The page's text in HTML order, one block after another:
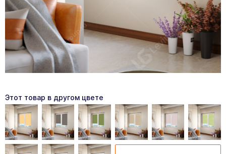
Этот товар в другом цвете